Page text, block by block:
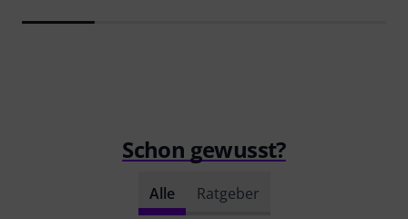
Schon gewusst?
Alle Ratgeber